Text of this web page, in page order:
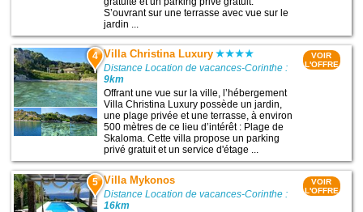
S’ouvrant sur une terrasse avec vue sur le
jardin ...
4 Villa Christina Luxury
Distance Location de vacances-Corinthe :
9km
Offrant une vue sur la ville, l’hébergement
Villa Christina Luxury possède un jardin,
une plage privée et une terrasse, à environ
500 mètres de ce lieu d’intérêt : Plage de
Skaloma. Cette villa propose un parking
privé gratuit et un service d'étage ...
VOIR
L'OFFRE
5 Villa Mykonos
Distance Location de vacances-Corinthe :
16km
VOIR
L'OFFRE